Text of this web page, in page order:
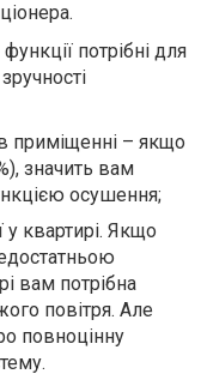
потрібні для
приміщенні – якщо
значить вам
осушення;
у квартирі. Якщо
вам потрібна
повітря. Але
повноцінну